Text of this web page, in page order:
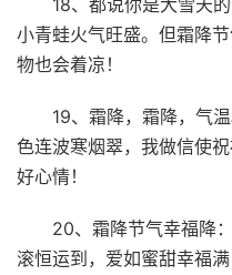
小青蛙火气旺盛。但霜降
物也会着凉！
19、霜降，霜降，气
色连波寒烟翠，我做信使
好心情！
20、霜降节气幸福降
滚恒运到，爱如蜜甜幸福